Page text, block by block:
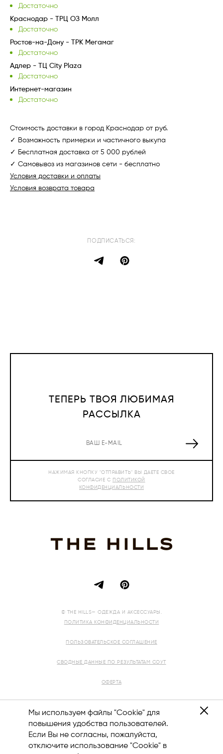
Мы используем файлы "Cookie" для
повышения удобства пользователей.
Если Вы не согласны, пожалуйста,
отключите использование "Cookie" в
Достаточно
Краснодар - ТРЦ ОЗ Молл
Достаточно
Ростов-на-Дону - ТРК Мегамаг
Достаточно
Адлер - ТЦ City Plaza
Достаточно
Интернет-магазин
Достаточно
Стоимость доставки в город Краснодар от руб.
✓ Возможность примерки и частичного выкупа
✓ Бесплатная доставка от 5 000 рублей
✓ Самовывоз из магазинов сети - бесплатно
Условия доставки и оплаты
Условия возврата товара
ПОДПИСАТЬСЯ:
ТЕПЕРЬ ТВОЯ ЛЮБИМАЯ
РАССЫЛКА
НАЖИМАЯ КНОПКУ "ОТПРАВИТЬ" ВЫ ДАЕТЕ СВОЕ
СОГЛАСИЕ С ПОЛИТИКОЙ
КОНФИДЕНЦИАЛЬНОСТИ
© THE HILLS— ОДЕЖДА И АКСЕССУАРЫ.
ПОЛИТИКА КОНФИДЕНЦИАЛЬНОСТИ
ПОЛЬЗОВАТЕЛЬСКОЕ СОГЛАШЕНИЕ
СВОДНЫЕ ДАННЫЕ ПО РЕЗУЛЬТАТАМ СОУТ
ОФЕРТА
8 (800) 444-12-10